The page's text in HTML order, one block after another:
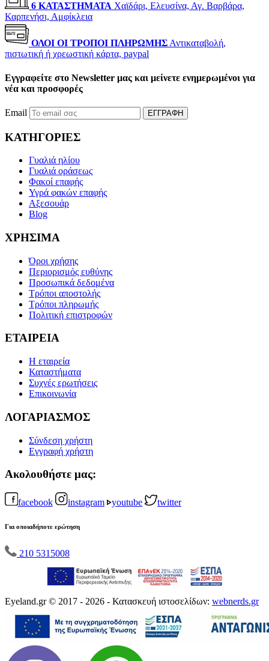
6 ΚΑΤΑΣΤΗΜΑΤΑ Χαϊδάρι, Ελευσίνα, Αγ. Βαρβάρα,
Καρπενήσι, Αμφίκλεια
ΟΛΟΙ ΟΙ ΤΡΟΠΟΙ ΠΛΗΡΩΜΗΣ Αντικαταβολή,
πιστωτική ή χρεωστική κάρτα, paypal
Εγγραφείτε στο Newsletter μας και μείνετε ενημερωμένοι για
νέα και προσφορές
Email ΕΓΓΡΑΦΗ
ΚΑΤΗΓΟΡΙΕΣ
Γυαλιά ηλίου
Γυαλιά οράσεως
Φακοί επαφής
Υγρά φακών επαφής
Αξεσουάρ
Blog
ΧΡΗΣΙΜΑ
Όροι χρήσης
Περιορισμός ευθύνης
Προσωπικά δεδομένα
Τρόποι αποστολής
Τρόποι πληρωμής
Πολιτική επιστροφών
ΕΤΑΙΡΕΙΑ
Η εταιρεία
Καταστήματα
Συχνές ερωτήσεις
Επικοινωνία
ΛΟΓΑΡΙΑΣΜΟΣ
Σύνδεση χρήστη
Εγγραφή χρήστη
Ακολουθήστε μας:
facebook instagram youtube twitter
Για οποιαδήποτε ερώτηση
210 5315008
Eyeland.gr © 2017 - 2026 - Κατασκευή ιστοσελίδων: webnerds.gr